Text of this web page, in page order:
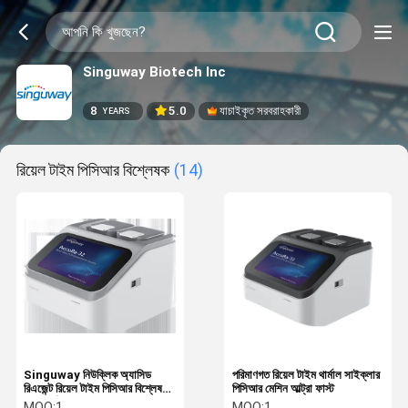
Singuway Biotech Inc
8 YEARS 5.0 যাচাইকৃত সরবরাহকারী
রিয়েল টাইম পিসিআর বিশ্লেষক (14)
Singuway নিউক্লিক অ্যাসিড
রিএজেন্ট রিয়েল টাইম পিসিআর বিশ্লেষক
সিই সার্টিফিকেশন
পরিমাণগত রিয়েল টাইম থার্মাল সাইক্লার
পিসিআর মেশিন আল্ট্রা ফাস্ট